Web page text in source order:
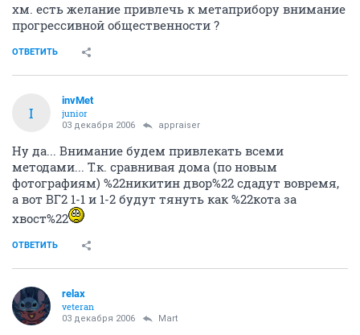
хм. есть желание привлечь к метаприбору внимание
прогрессивной общественности ?
ОТВЕТИТЬ
I
invMet
junior
03 декабря 2006 appraiser
Ну да... Внимание будем привлекать всеми
методами... Т.к. сравнивая дома (по новым
фотографиям) %22никитин двор%22 сдадут вовремя,
а вот ВГ2 1-1 и 1-2 будут тянуть как %22кота за
хвост%22
ОТВЕТИТЬ
relax
veteran
03 декабря 2006 Mart